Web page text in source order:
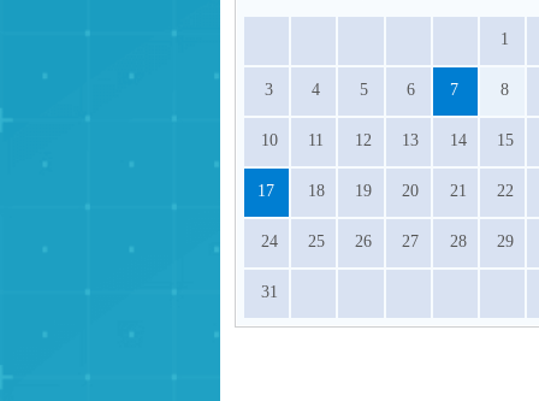
1
3 4 5 6 7 8
10 11 12 13 14 15
17 18 19 20 21 22
24 25 26 27 28 29
31